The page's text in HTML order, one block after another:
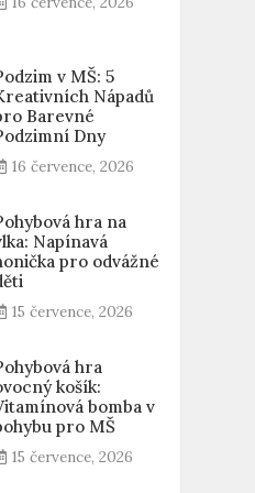
v MŠ: 5
Nápadů
Barevné
Dny
16 července, 2026
hra na
Napínavá
pro odvážné
15 července, 2026
hra
košík:
bomba v
pro MŠ
15 července, 2026